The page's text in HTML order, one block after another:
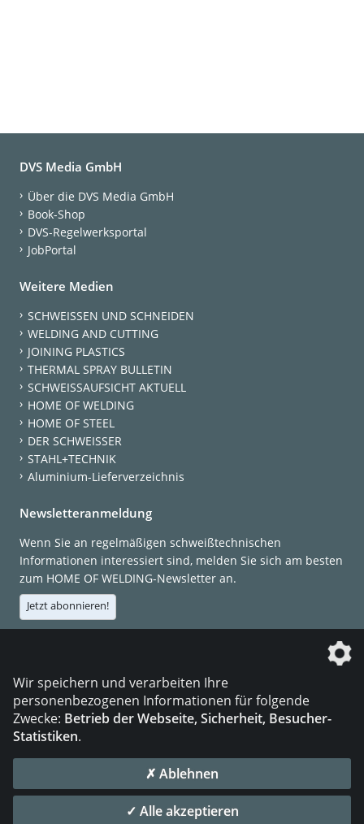
DVS Media GmbH
Über die DVS Media GmbH
Book-Shop
DVS-Regelwerksportal
JobPortal
Weitere Medien
SCHWEISSEN UND SCHNEIDEN
WELDING AND CUTTING
JOINING PLASTICS
THERMAL SPRAY BULLETIN
SCHWEISSAUFSICHT AKTUELL
HOME OF WELDING
HOME OF STEEL
DER SCHWEISSER
STAHL+TECHNIK
Aluminium-Lieferverzeichnis
Newsletteranmeldung
Wenn Sie an regelmäßigen schweißtechnischen
Informationen interessiert sind, melden Sie sich am besten
zum HOME OF WELDING-Newsletter an.
Jetzt abonnieren!
© 2026 DVS Media GmbH
Wir speichern und verarbeiten Ihre
personenbezogenen Informationen für folgende
Zwecke: Betrieb der Webseite, Sicherheit, Besucher-
Statistiken.
✗ Ablehnen
✓ Alle akzeptieren